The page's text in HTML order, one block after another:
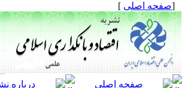
[صفحه اصلی ]